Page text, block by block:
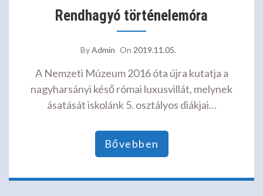
Rendhagyó történelemóra
ByAdmin On 2019.11.05.
A Nemzeti Múzeum 2016 óta újra kutatja a
nagyharsányi késő római luxusvillát, melynek
ásatását iskolánk 5. osztályos diákjai…
Bővebben